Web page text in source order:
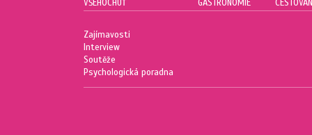
VŠEHOCHUŤ
Zajímavosti
Interview
Soutěže
Psychologická poradna
GASTRONOMIE